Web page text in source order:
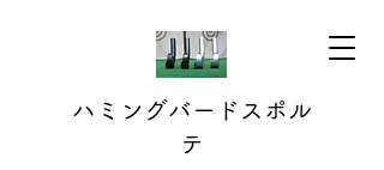
ハミングバードスポル
テ